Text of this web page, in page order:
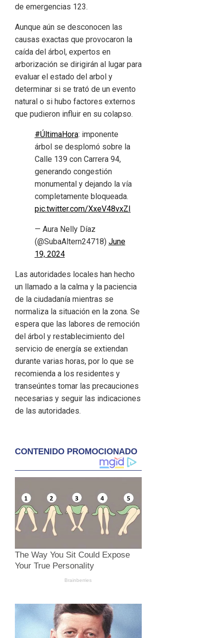
de emergencias 123.
Aunque aún se desconocen las
causas exactas que provocaron la
caída del árbol, expertos en
arborización se dirigirán al lugar para
evaluar el estado del arbol y
determinar si se trató de un evento
natural o si hubo factores externos
que pudieron influir en su colapso.
#ÚltimaHora: imponente
árbol se desplomó sobre la
Calle 139 con Carrera 94,
generando congestión
monumental y dejando la vía
completamente bloqueada.
pic.twitter.com/XxeV48vxZI
— Aura Nelly Díaz
(@SubaAltern24718) June
19, 2024
Las autoridades locales han hecho
un llamado a la calma y la paciencia
de la ciudadanía mientras se
normaliza la situación en la zona. Se
espera que las labores de remoción
del árbol y restablecimiento del
servicio de energía se extiendan
durante varias horas, por lo que se
recomienda a los residentes y
transeúntes tomar las precauciones
necesarias y seguir las indicaciones
de las autoridades.